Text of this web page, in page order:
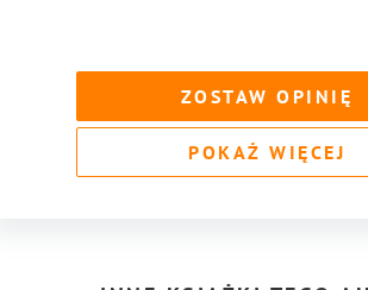
ZOSTAW OPINIĘ
POKAŻ WIĘCEJ